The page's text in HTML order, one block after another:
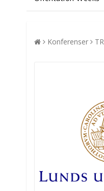
Konferenser